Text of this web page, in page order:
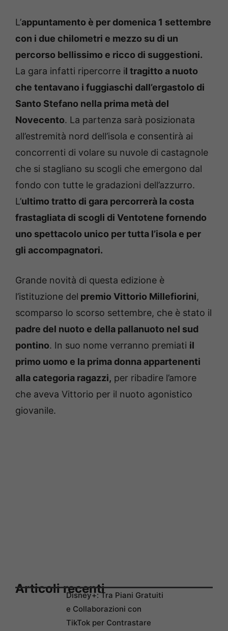
L’appuntamento è per domenica 1 settembre
con i due chilometri e mezzo su di un
percorso bellissimo e ricco di suggestioni.
La gara infatti ripercorre il tragitto a nuoto
che tentavano i fuggiaschi dall’ergastolo di
Santo Stefano nella prima metà del
Novecento. La partenza sarà posizionata
all’estremità nord dell’isola e consentirà ai
concorrenti di volare su nuvole di castagnole
che si stagliano su scogli che emergono dal
fondo con tutte le gradazioni dell’azzurro.
L’ultimo tratto di gara percorrerà la costa
frastagliata di scogli di Ventotene fornendo
uno spettacolo unico per tutta l’isola e per
gli accompagnatori.
Grande novità di questa edizione è
l’istituzione del premio Vittorio Millefiorini,
scomparso lo scorso settembre, che è stato il
padre del nuoto e della pallanuoto nel sud
pontino. In suo nome verranno premiati il
primo uomo e la prima donna appartenenti
alla categoria ragazzi, per ribadire l’amore
che aveva Vittorio per il nuoto agonistico
giovanile.
Articoli recentiDisney+: Tra Piani Gratuiti
e Collaborazioni con
TikTok per Contrastare